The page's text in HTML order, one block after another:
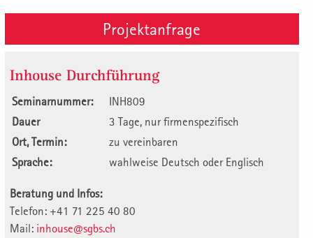
Projektanfrage
Inhouse Durchführung
Seminarnummer:
INH809
Dauer
3 Tage, nur firmenspezifisch
Ort, Termin:
zu vereinbaren
Sprache:
wahlweise Deutsch oder Englisch
Beratung und Infos:
Telefon: +41 71 225 40 80
Mail: inhouse@sgbs.ch